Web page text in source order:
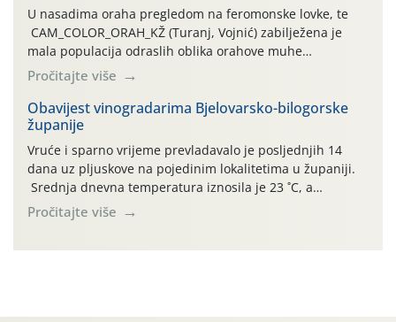
U nasadima oraha pregledom na feromonske lovke, te
CAM_COLOR_ORAH_KŽ (Turanj, Vojnić) zabilježena je
mala populacija odraslih oblika orahove muhe
(Rhagoletis completa). Niska brojnost može se objasniti
činjenicom da je riječ o mladim nasadima s vrlo malim
urodom, što je povezano i s manjim brojem prezimjelih
jedinki. U starijim nasadima, na žutim ljepljivim Rebell
pločama s […]
Pročitajte više
Obavijest vinogradarima Bjelovarsko-bilogorske
županije
Vruće i sparno vrijeme prevladavalo je posljednjih 14
dana uz pljuskove na pojedinim lokalitetima u županiji.
Srednja dnevna temperatura iznosila je 23 ˚C, a
maksimalne su posljednjih dana dosezale do 35 ˚C.
Simptome plamenjače vinove loze (Plasmoparas
Pročitajte više